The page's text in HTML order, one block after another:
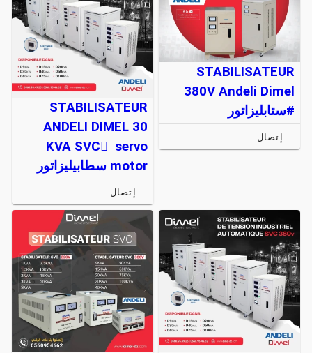
STABILISATEUR
380V Andeli Dimel
#ستابليزاتور
إتصال
STABILISATEUR
ANDELI DIMEL 30
KVA SVC َ servo
motor سطابيليزاتور
إتصال